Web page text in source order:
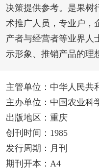
决策提供参考。是果树
术推广人员，专业户，
产者与经营者等业界人
示形象、推销产品的理
主管单位：中华人民共
主办单位：中国农业科
出版地区：重庆
创刊时间：1985
发行周期：月刊
期刊开本：A4